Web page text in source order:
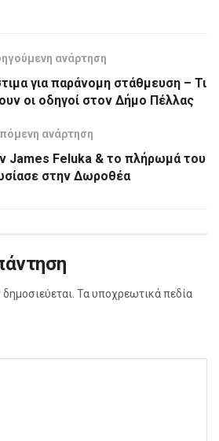
ανάρτηση
για παράνομη στάθμευση – Τι
οι οδηγοί στον Δήμο Πέλλας
ανάρτηση
James Feluka & το πλήρωμά του
στην Δωροθέα
Τα υποχρεωτικά πεδία